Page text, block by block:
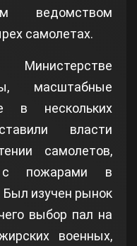
ведомством
самолетах.
масштабные
в нескольких
власти
самолетов,
с пожарами в
Был изучен рынок
выбор пал на
военных,